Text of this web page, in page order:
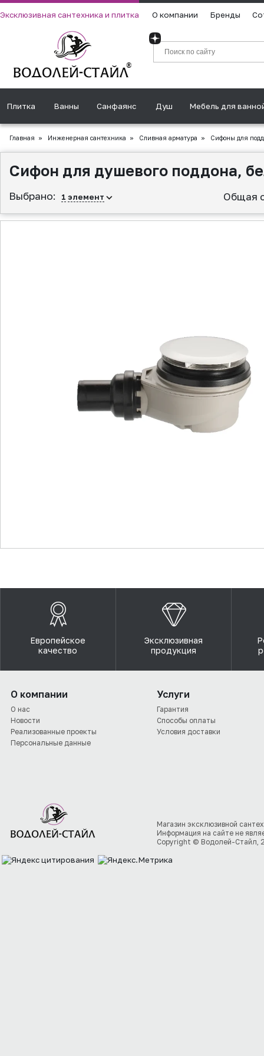
Эксклюзивная сантехника и плитка О компании Бренды
Плитка Ванны Санфаянс Душ Мебель для
Главная » Инженерная сантехника » Сливная аpматура » Сифоны для
Сифон для душевого поддона,
Выбрано: 1 элемент Общая
Европейское
качество
Эксклюзивная
продукция
О компании
О нас
Новости
Реализованные проекты
Персональные данные
Услуги
Гарантия
Способы оплаты
Условия доставки
Магазин эксклюзивной
Информация на сайте не
Copyright © Водолей-Стайл,